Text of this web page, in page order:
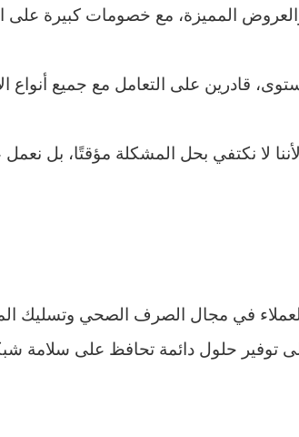
المميزة، مع خصومات كبيرة على
قادرين على التعامل مع جميع أنواع
لا نكتفي بحل المشكلة مؤقتًا، بل
في مجال الصرف الصحي وتسليك
توفير حلول دائمة تحافظ على سلامة